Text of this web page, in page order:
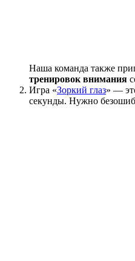
Наша команда также
тренировок внимания
Игра «Зоркий глаз» —
секунды. Нужно